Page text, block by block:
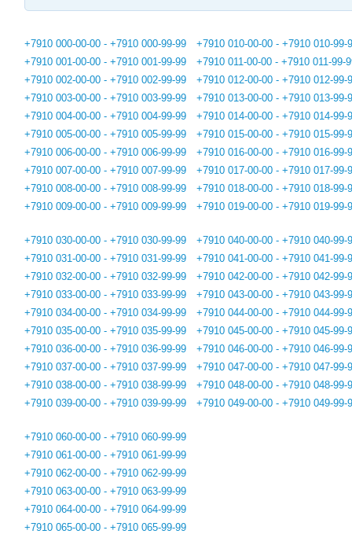
+7910 000-00-00 - +7910 000-99-99
+7910 001-00-00 - +7910 001-99-99
+7910 002-00-00 - +7910 002-99-99
+7910 003-00-00 - +7910 003-99-99
+7910 004-00-00 - +7910 004-99-99
+7910 005-00-00 - +7910 005-99-99
+7910 006-00-00 - +7910 006-99-99
+7910 007-00-00 - +7910 007-99-99
+7910 008-00-00 - +7910 008-99-99
+7910 009-00-00 - +7910 009-99-99
+7910 010-00-00 - +7910 010-99-
+7910 011-00-00 - +7910 011-99-
+7910 012-00-00 - +7910 012-99-
+7910 013-00-00 - +7910 013-99-
+7910 014-00-00 - +7910 014-99-
+7910 015-00-00 - +7910 015-99-
+7910 016-00-00 - +7910 016-99-
+7910 017-00-00 - +7910 017-99-
+7910 018-00-00 - +7910 018-99-
+7910 019-00-00 - +7910 019-99-
+7910 030-00-00 - +7910 030-99-99
+7910 031-00-00 - +7910 031-99-99
+7910 032-00-00 - +7910 032-99-99
+7910 033-00-00 - +7910 033-99-99
+7910 034-00-00 - +7910 034-99-99
+7910 035-00-00 - +7910 035-99-99
+7910 036-00-00 - +7910 036-99-99
+7910 037-00-00 - +7910 037-99-99
+7910 038-00-00 - +7910 038-99-99
+7910 039-00-00 - +7910 039-99-99
+7910 040-00-00 - +7910 040-99-
+7910 041-00-00 - +7910 041-99-
+7910 042-00-00 - +7910 042-99-
+7910 043-00-00 - +7910 043-99-
+7910 044-00-00 - +7910 044-99-
+7910 045-00-00 - +7910 045-99-
+7910 046-00-00 - +7910 046-99-
+7910 047-00-00 - +7910 047-99-
+7910 048-00-00 - +7910 048-99-
+7910 049-00-00 - +7910 049-99-
+7910 060-00-00 - +7910 060-99-99
+7910 061-00-00 - +7910 061-99-99
+7910 062-00-00 - +7910 062-99-99
+7910 063-00-00 - +7910 063-99-99
+7910 064-00-00 - +7910 064-99-99
+7910 065-00-00 - +7910 065-99-99